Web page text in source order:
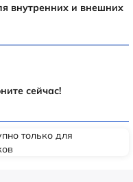
внутренних и внешних
сейчас!
только для